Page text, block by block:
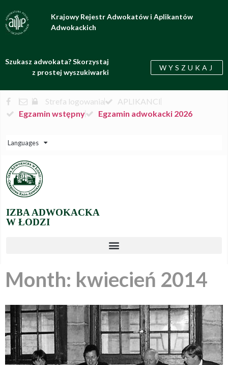
Krajowy Rejestr Adwokatów i Aplikantów
Adwokackich
Szukasz adwokata? Skorzystaj
z prostej wyszukiwarki
WYSZUKAJ
Strefa logowania
APLIKANCI
Egzamin wstępny
Egzamin adwokacki 2026
Languages
IZBA ADWOKACKA
W ŁODZI
Month: kwiecień 2014